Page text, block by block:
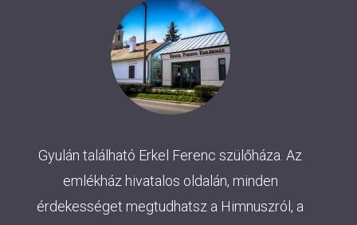
Gyulán található Erkel Ferenc szülőháza. Az
emlékház hivatalos oldalán, minden
érdekességet megtudhatsz a Himnuszról, a